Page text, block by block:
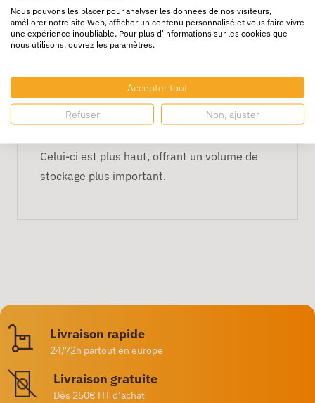
Dimensions : 300 × 200 × 170 mm
Matière : plastique rigide
Norme : Euro
FAQ
Quelle est la différence avec le
modèle 120 mm ?
Celui-ci est plus haut, offrant un volume de
stockage plus important.
Livraison rapide
24/72h partout en europe
Livraison gratuite
Dès 250€ HT d’achat
Nous pouvons les placer pour analyser les données de nos visiteurs,
améliorer notre site Web, afficher un contenu personnalisé et vous faire vivre
une expérience inoubliable. Pour plus d'informations sur les cookies que
nous utilisons, ouvrez les paramètres.
Accepter tout
Refuser Non, ajuster